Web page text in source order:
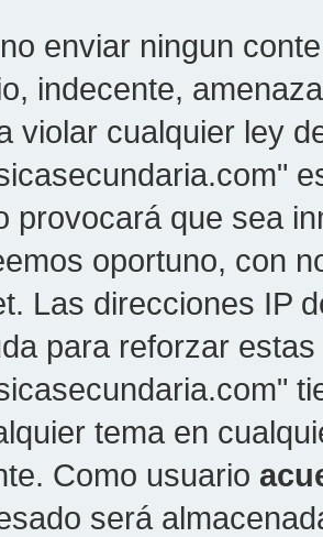
enviar ningun
indecente,
violar cualquier ley
provocará que sea
oportuno, con
Las direcciones IP
para reforzar
tema en
Como usuario
será